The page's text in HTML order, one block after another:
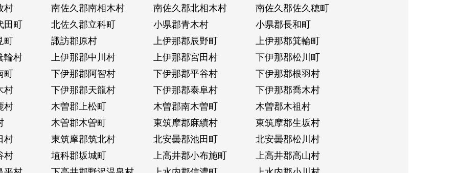
村
南佐久郡南相木村 南佐久郡北相木村
南佐久郡佐久穂町
田町
北佐久郡立科町 小県郡青木村
小県郡長和町
町
諏訪郡原村 上伊那郡辰野町
上伊那郡箕輪町
輪村
上伊那郡中川村 上伊那郡宮田村
下伊那郡松川町
町
下伊那郡阿智村 下伊那郡平谷村
下伊那郡根羽村
村
下伊那郡天龍村 下伊那郡泰阜村
下伊那郡喬木村
村
木曽郡上松町 木曽郡南木曽町
木曽郡木祖村
木曽郡木曽町 東筑摩郡麻績村
東筑摩郡生坂村
村
東筑摩郡筑北村 北安曇郡池田町
北安曇郡松川村
村
埴科郡坂城町 上高井郡小布施町
上高井郡高山村